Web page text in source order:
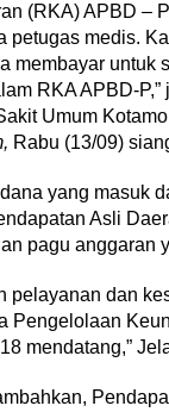
(RKA) APBD –
petugas medis.
membayar untuk
RKA APBD-
Umum
Rabu (13/09)
yang masuk
Asli
pagu anggaran
pelayanan dan
Pengelolaan
mendatang,”